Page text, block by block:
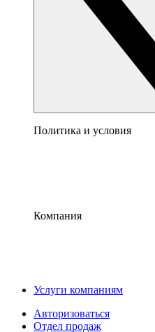
Политика и условия
Компания
Услуги компаниям
Авторизоваться
Отдел продаж